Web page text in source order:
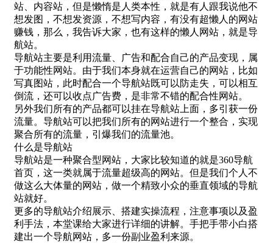
站、内容站，但是懒惰是人类本性，就是有人跟我说他不
想发图，不想发资源，不想写内容，有没有超懒人的网站
赚钱，那么，我告诉大家，也有这样的懒人网站，就是导
航站。
导航站主要是利用流量、广告和配合自己的产品变现，属
于功能性网站。由于我们本身就在运营自己的网站，比如
写真图站，此时配合一个导航站既可以防走失，可以相互
倒流，还可以收点广告费，是非常不错的配合性网站。
另外我们所有的产品都可以挂在导航站上面，多引获一份
流量。导航站可以把我们所有的网站进行一个整合，实现
聚合所有的流量，引爆我们的流量池。
什么是导航站
导航站是一种聚合型网站，大家比较知道的就是360导航
首页，这一类就属于流量超级高的网站。但是我们个人不
做这么大体量的网站，做一个精致小众的垂直领域的导航
站就好。
更多的导航站介绍展示、搭建实操流程，注意事项以及盈
利手法，本堂课给大家进行详细的讲解。手把手带小白搭
建出一个导航网站，多一份副业盈利来源。